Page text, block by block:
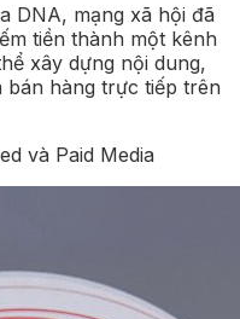
DNA, mạng xã hội đã
tiền thành một kênh
xây dựng nội dung,
bán hàng trực tiếp trên
và Paid Media